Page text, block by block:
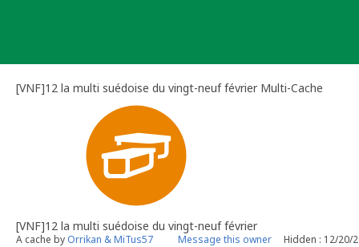
[VNF]12 la multi suédoise du vingt-neuf février Multi-Cache
[VNF]12 la multi suédoise du vingt-neuf février
A cache by Orrikan & MiTus57 Message this owner Hidden : 12/20/